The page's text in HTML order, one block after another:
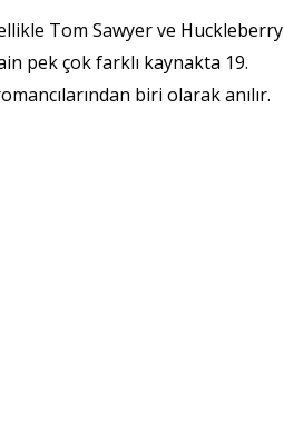
Tom Sawyer ve Huckleberry
pek çok farklı kaynakta 19.
biri olarak anılır.